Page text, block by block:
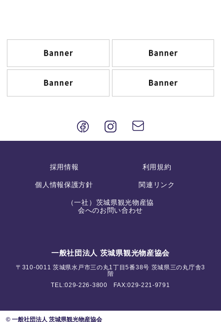
採用情報 利用規約
個人情報保護方針 関連リンク
（一社）茨城県観光物産協
会へのお問い合わせ
一般社団法人 茨城県観光物産協会
〒310-0011 茨城県水戸市三の丸1丁目5番38号 茨城県三の丸庁舎3
階
TEL:029-226-3800 FAX:029-221-9791
© 一般社団法人 茨城県観光物産協会